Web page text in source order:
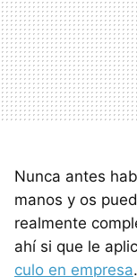
Nunca antes
manos y os
realmente
ahí si que le
culo en empresa